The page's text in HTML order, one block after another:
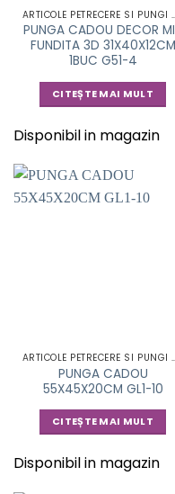
ARTICOLE
PUNGA CADOU DECOR
FUNDITA 3D 31X40X12CM
1BUC G51-4
CITEȘTE MAI MULT
Disponibil in magazin
ARTICOLE
PUNGA CADOU
55X45X20CM GL1-10
CITEȘTE MAI MULT
Disponibil in magazin